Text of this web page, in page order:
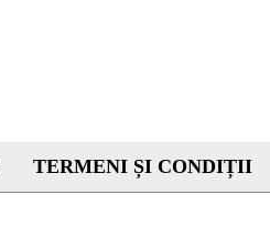
TERMENI ȘI CONDIȚII